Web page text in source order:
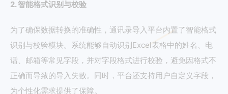
2. 智能格式识别与校验
为了确保数据转换的准确性，通讯录导入平台内置了智能格式
识别与校验模块。系统能够自动识别Excel表格中的姓名、电
话、邮箱等常见字段，并对字段格式进行校验，避免因格式不
正确而导致的导入失败。同时，平台还支持用户自定义字段，
为个性化需求提供了保障。